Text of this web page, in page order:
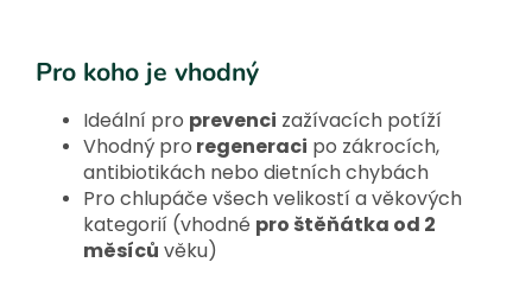
Pro koho je vhodný
Ideální pro prevenci zažívacích potíží
Vhodný pro regeneraci po zákrocích,
antibiotikách nebo dietních chybách
Pro chlupáče všech velikostí a věkových
kategorií (vhodné pro štěňátka od 2
měsíců věku)